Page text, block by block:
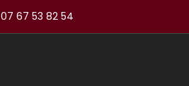
07 67 53 82 54